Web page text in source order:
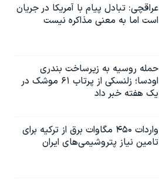
عراقچی: تبادل پیام با آمریکا در جریان
است اما به معنی مذاکره نیست
حمله روسیه به زیرساخت بندری
اودسا؛ زلنسکی از پرتاب ۶۱ موشک در
یک هفته خبر داد
واردات ۴۵۰ مگاوات برق از ترکیه برای
تامین نیاز پتروشیمی‌های ایران